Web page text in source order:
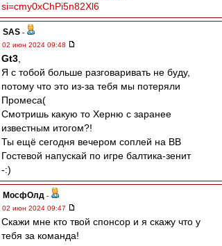
si=cmy0xChPi5n82Xl6
SAS -
02 июн 2024 09:48
Gt3
Я с тобой больше разговаривать не буду,
потому что это из-за тебя мы потеряли
Промеса(
Смотришь какую то Херню с заранее
известным итогом?!
Ты ещё сегодня вечером соплей на ВВ
Гостевой напускай по игре балтика-зенит
-:)
МосфОлд -
02 июн 2024 09:47
Скажи мне кто твой спонсор и я скажу что у
тебя за команда!